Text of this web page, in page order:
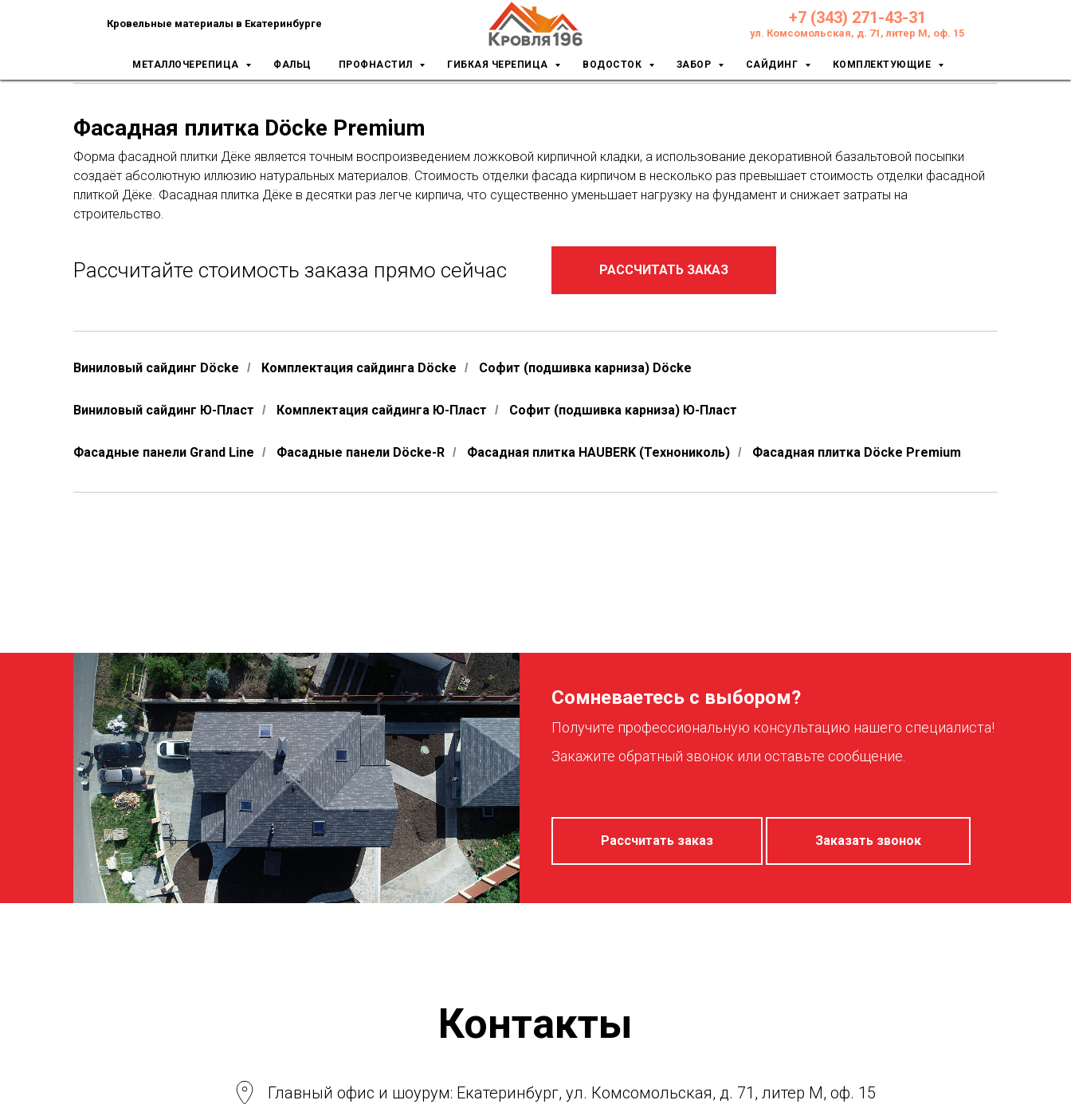
Кровельные материалы в Екатеринбурге +7 (343) 271-43-31
ул. Комсомольская, д. 71, литер М, оф. 15
МЕТАЛЛОЧЕРЕПИЦА ФАЛЬЦ ПРОФНАСТИЛ ГИБКАЯ ЧЕРЕПИЦА ВОДОСТОК ЗАБОР САЙДИНГ КОМПЛЕКТУЮЩИЕ
Фасадная плитка Döcke Premium
Форма фасадной плитки Дёке является точным воспроизведением ложковой кирпичной кладки, а использование декоративной базальтовой посыпки
создаёт абсолютную иллюзию натуральных материалов. Стоимость отделки фасада кирпичом в несколько раз превышает стоимость отделки фасадной
плиткой Дёке. Фасадная плитка Дёке в десятки раз легче кирпича, что существенно уменьшает нагрузку на фундамент и снижает затраты на
строительство.
Рассчитайте стоимость заказа прямо сейчас РАССЧИТАТЬ ЗАКАЗ
Виниловый сайдинг Döcke / Комплектация сайдинга Döcke / Софит (подшивка карниза) Döcke
Виниловый сайдинг Ю-Пласт / Комплектация сайдинга Ю-Пласт / Софит (подшивка карниза) Ю-Пласт
Фасадные панели Grand Line / Фасадные панели Döcke-R / Фасадная плитка HAUBERK (Технониколь) / Фасадная плитка Döcke Premium
Сомневаетесь с выбором?
Получите профессиональную консультацию нашего специалиста!
Закажите обратный звонок или оставьте сообщение.
Рассчитать заказ Заказать звонок
Контакты
Главный офис и шоурум: Екатеринбург, ул. Комсомольская, д. 71, литер М, оф. 15